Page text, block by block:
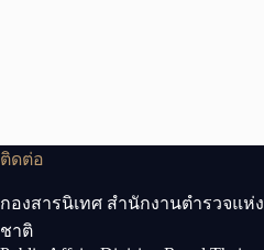
ติดต่อ
กองสารนิเทศ สำนักงานตำรวจแห่ง
ชาติ